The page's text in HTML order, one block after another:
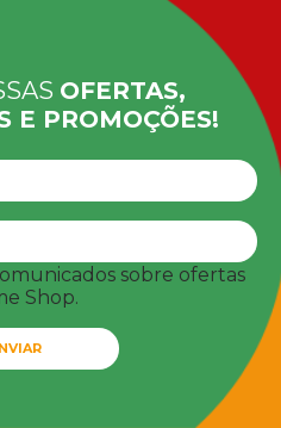
OFERTAS,
E PROMOÇÕES!
sobre ofertas
Shop.